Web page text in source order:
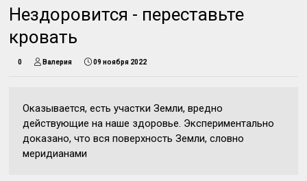
Нездоровится - переставьте
кровать
0 Валерия 09 ноября 2022
Оказывается, есть участки Земли, вредно
действующие на наше здоровье. Экспериментально
доказано, что вся поверхность Земли, словно
меридианами